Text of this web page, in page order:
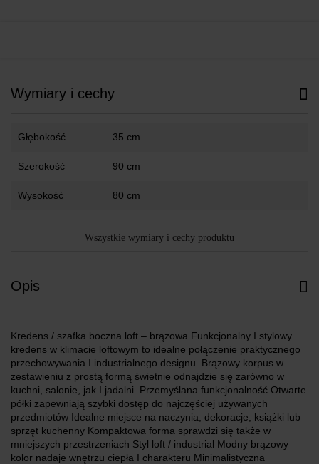
Wymiary i cechy
Głębokość 35 cm
Szerokość 90 cm
Wysokość 80 cm
Wszystkie wymiary i cechy produktu
Opis
Kredens / szafka boczna loft – brązowa Funkcjonalny I stylowy
kredens w klimacie loftowym to idealne połączenie praktycznego
przechowywania I industrialnego designu. Brązowy korpus w
zestawieniu z prostą formą świetnie odnajdzie się zarówno w
kuchni, salonie, jak I jadalni. Przemyślana funkcjonalność Otwarte
półki zapewniają szybki dostęp do najczęściej używanych
przedmiotów Idealne miejsce na naczynia, dekoracje, książki lub
sprzęt kuchenny Kompaktowa forma sprawdzi się także w
mniejszych przestrzeniach Styl loft / industrial Modny brązowy
kolor nadaje wnętrzu ciepła I charakteru Minimalistyczna